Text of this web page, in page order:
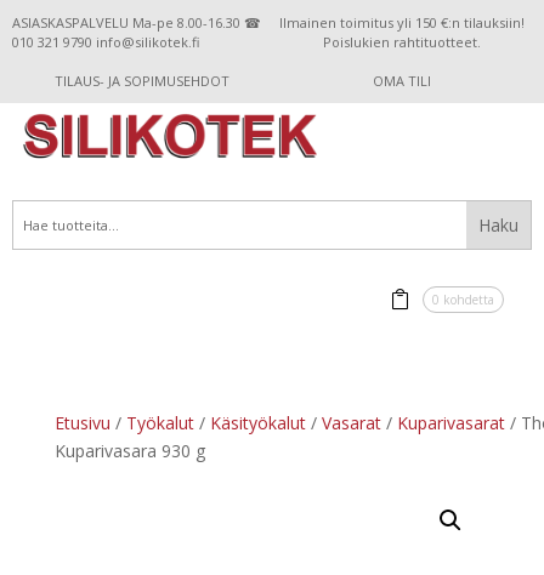
ASIASKASPALVELU Ma-pe 8.00-16.30 ☎
010 321 9790 info@silikotek.fi
Ilmainen toimitus yli 150 €:n tilauksiin!
Poislukien rahtituotteet.
TILAUS- JA SOPIMUSEHDOT OMA TILI
0 kohdetta
Etusivu / Työkalut/ Käsityökalut/ Vasarat/ Kuparivasarat/
Kuparivasara 930 g